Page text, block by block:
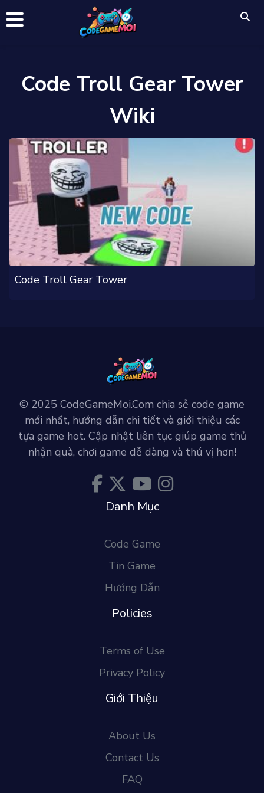
Code Troll Gear Tower
Wiki
Code Troll Gear Tower
© 2025 CodeGameMoi.Com chia sẻ code game
mới nhất, hướng dẫn chi tiết và giới thiệu các
tựa game hot. Cập nhật liên tục giúp game thủ
nhận quà, chơi game dễ dàng và thú vị hơn!
Danh Mục
Code Game
Tin Game
Hướng Dẫn
Policies
Terms of Use
Privacy Policy
Giới Thiệu
About Us
Contact Us
FAQ